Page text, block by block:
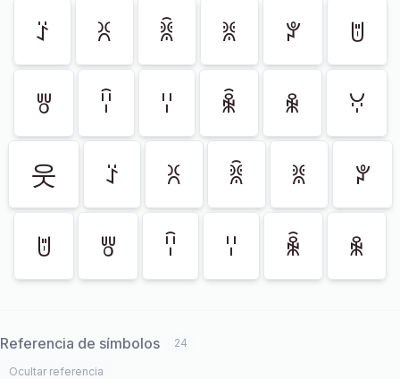
ꑇ ꐦ ꐠ ꐡ ꐕ ꌈ
ꉕ ꈋ ꈌ ꆛ ꆜ ꃼ
웃 ꑇ ꐦ ꐠ ꐡ ꐕ
ꌈ ꉕ ꈋ ꈌ ꆛ ꆜ
Referencia de símbolos 24
Ocultar referencia